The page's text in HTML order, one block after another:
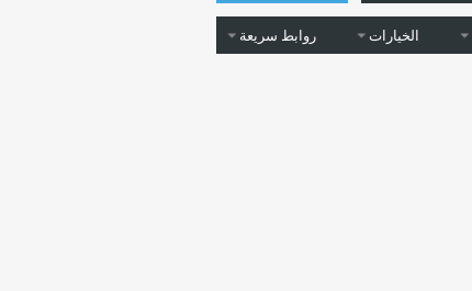
الخيارات روابط سريعة